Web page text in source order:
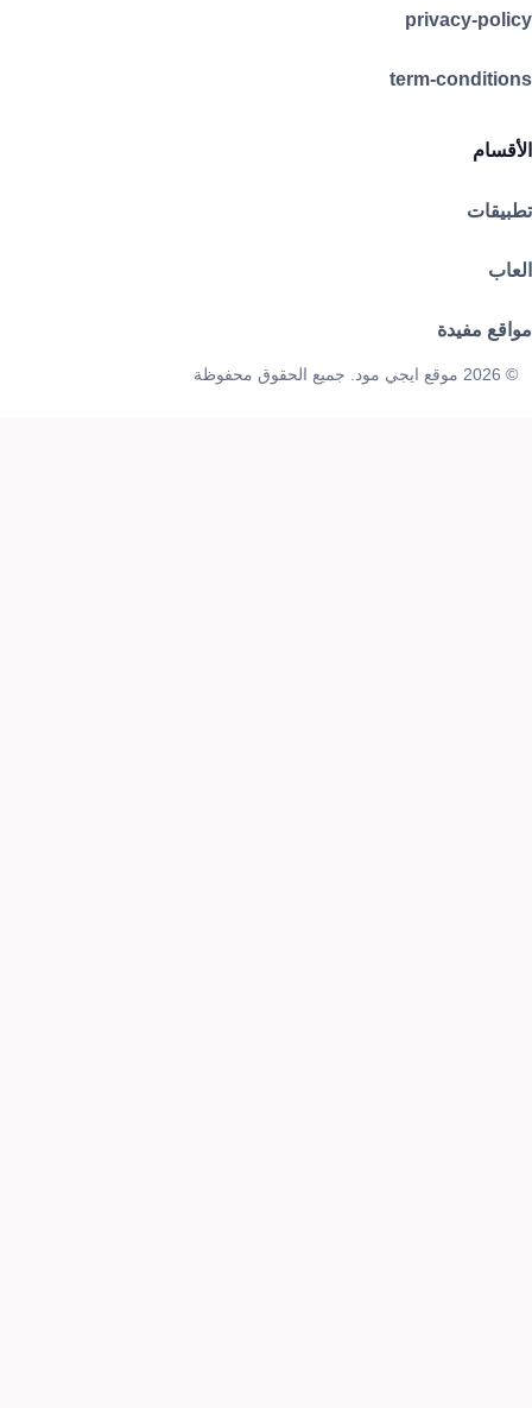
privacy-policy
term-conditions
الأقسام
تطبيقات
العاب
مواقع مفيدة
© 2026 موقع ايجي مود. جميع الحقوق محفوظة